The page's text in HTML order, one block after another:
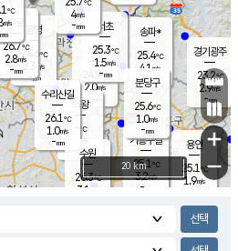
과천
24.9℃
2.0m/s
- mm
용인
25.1℃
1.9m/s
경기광주
23.2℃
2.9m/s
-mm
의왕
- ℃
m/s
mm
광명
26.6 ℃
2.3 m/s
-mm
구로
26.7℃
2.8m/s
-mm
송파*
25.4℃
4.1 m/s
-mm
서초
25.3℃
1.5m/s
-mm
기흥구갈
25.1℃
3.2m/s
-
수리산길
26.1℃
1.0m/s
-mm
분당구
25.6℃
1.0m/s
-mm
℃
m/s
mm
수원
26.3℃
3.1 m/s
℃
4m/s
-mm
+
−
20 km